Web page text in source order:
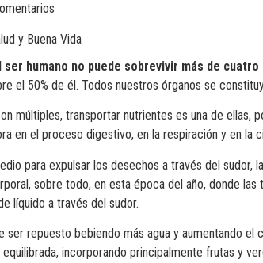
y Buena Vida
ser humano no puede sobrevivir más de
el 50% de él. Todos nuestros órganos se
múltiples, transportar nutrientes es una de ellas,
en el proceso digestivo, en la respiración y en la
para expulsar los desechos a través del sudor,
sobre todo, en esta época del año, donde
líquido a través del sudor.
ser repuesto bebiendo más agua y aumentando
incorporando principalmente frutas y